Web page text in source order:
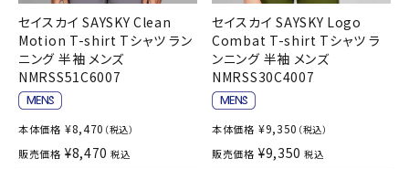
セイスカイ SAYSKY Clean
Motion T-shirt Tシャツ ラン
ニング 半袖 メンズ
NMRSS51C6007
本体価格 ¥8,470 （税込）
販売価格 ¥8,470 税込
セイスカイ SAYSKY Logo
Combat T-shirt Tシャツ ラ
ンニング 半袖 メンズ
NMRSS30C4007
本体価格 ¥9,350 （税込）
販売価格 ¥9,350 税込